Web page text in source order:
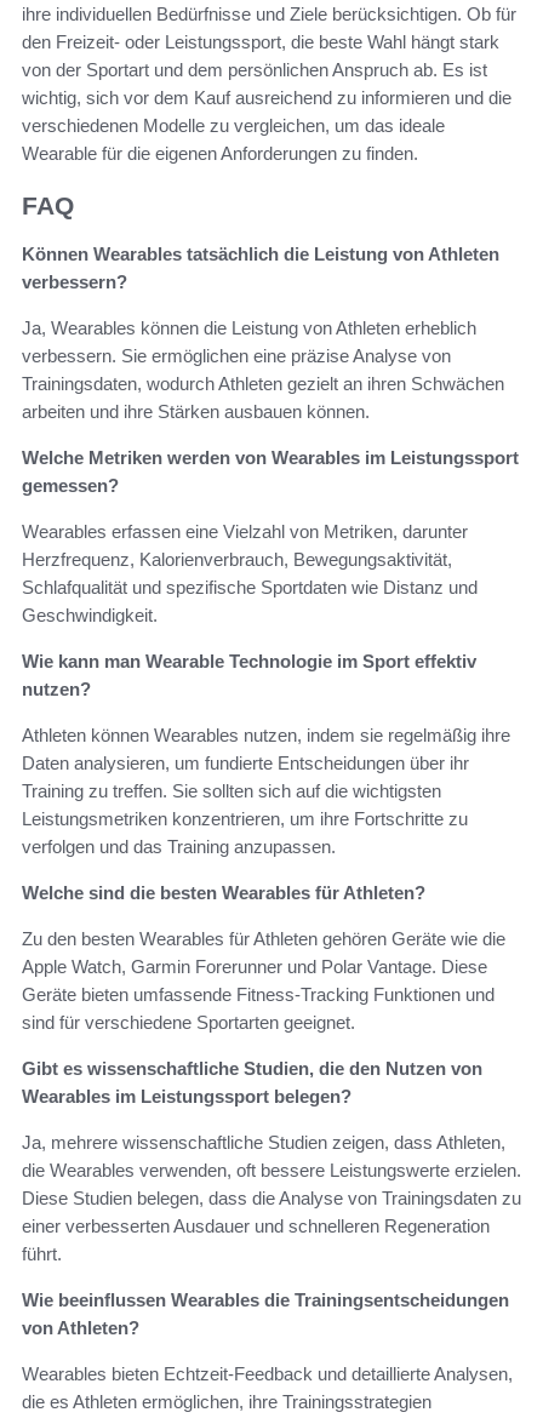
ihre individuellen Bedürfnisse und Ziele berücksichtigen. Ob für
den Freizeit- oder Leistungssport, die beste Wahl hängt stark
von der Sportart und dem persönlichen Anspruch ab. Es ist
wichtig, sich vor dem Kauf ausreichend zu informieren und die
verschiedenen Modelle zu vergleichen, um das ideale
Wearable für die eigenen Anforderungen zu finden.
FAQ
Können Wearables tatsächlich die Leistung von Athleten
verbessern?
Ja, Wearables können die Leistung von Athleten erheblich
verbessern. Sie ermöglichen eine präzise Analyse von
Trainingsdaten, wodurch Athleten gezielt an ihren Schwächen
arbeiten und ihre Stärken ausbauen können.
Welche Metriken werden von Wearables im Leistungssport
gemessen?
Wearables erfassen eine Vielzahl von Metriken, darunter
Herzfrequenz, Kalorienverbrauch, Bewegungsaktivität,
Schlafqualität und spezifische Sportdaten wie Distanz und
Geschwindigkeit.
Wie kann man Wearable Technologie im Sport effektiv
nutzen?
Athleten können Wearables nutzen, indem sie regelmäßig ihre
Daten analysieren, um fundierte Entscheidungen über ihr
Training zu treffen. Sie sollten sich auf die wichtigsten
Leistungsmetriken konzentrieren, um ihre Fortschritte zu
verfolgen und das Training anzupassen.
Welche sind die besten Wearables für Athleten?
Zu den besten Wearables für Athleten gehören Geräte wie die
Apple Watch, Garmin Forerunner und Polar Vantage. Diese
Geräte bieten umfassende Fitness-Tracking Funktionen und
sind für verschiedene Sportarten geeignet.
Gibt es wissenschaftliche Studien, die den Nutzen von
Wearables im Leistungssport belegen?
Ja, mehrere wissenschaftliche Studien zeigen, dass Athleten,
die Wearables verwenden, oft bessere Leistungswerte erzielen.
Diese Studien belegen, dass die Analyse von Trainingsdaten zu
einer verbesserten Ausdauer und schnelleren Regeneration
führt.
Wie beeinflussen Wearables die Trainingsentscheidungen
von Athleten?
Wearables bieten Echtzeit-Feedback und detaillierte Analysen,
die es Athleten ermöglichen, ihre Trainingsstrategien